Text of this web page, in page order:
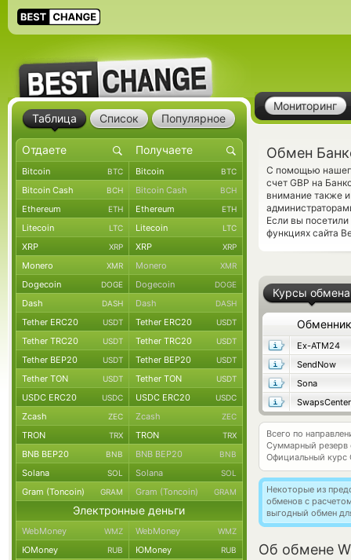
Мониторинг
Обмен
С помощью
счет GBP на
внимание также
Если вы
функциях сайта
Курсы обмена
Обменник
Ex-ATM24
SendNow
Sona
SwapsCenter
Всего по
Суммарный резерв
Официальный курс
Некоторые из
обменов с
выгодный обмен
Об обмене
Таблица Список Популярное
Bitcoin BTC Bitcoin BTC
Bitcoin Cash BCH Bitcoin Cash BCH
Ethereum ETH Ethereum ETH
Litecoin LTC Litecoin LTC
XRP XRP XRP XRP
Monero XMR Monero XMR
Dogecoin DOGE Dogecoin DOGE
Dash DASH Dash DASH
Tether ERC20 USDT Tether ERC20 USDT
Tether TRC20 USDT Tether TRC20 USDT
Tether BEP20 USDT Tether BEP20 USDT
Tether TON USDT Tether TON USDT
USDC ERC20 USDC USDC ERC20 USDC
Zcash ZEC Zcash ZEC
TRON TRX TRON TRX
BNB BEP20 BNB BNB BEP20 BNB
Solana SOL Solana SOL
Gram (Toncoin) GRAM Gram (Toncoin) GRAM
Электронные деньги
WebMoney WMZ WebMoney WMZ
ЮMoney RUB ЮMoney RUB